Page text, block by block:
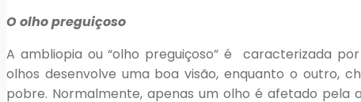
O olho preguiçoso
A ambliopia ou “olho preguiçoso” é caracterizada
olhos desenvolve uma boa visão, enquanto o outro,
pobre. Normalmente, apenas um olho é afetado pela